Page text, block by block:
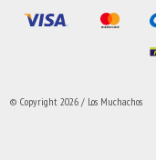
© Copyright 2026 / Los Muchachos